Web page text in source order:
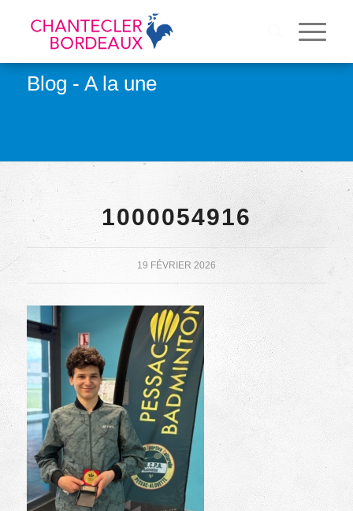
Blog - A la une
1000054916
19 FÉVRIER 2026